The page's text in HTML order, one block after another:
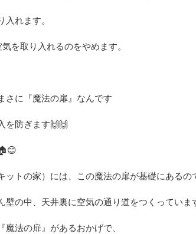
れます。
を取り入れるのをやめます。
さに『魔法の扉』なんです
を防ぎます🙌🙌
トの家）には、この魔法の扉が基礎にあるの
の中、天井裏に空気の通り道をつくっていま
法の扉』があるおかげで、